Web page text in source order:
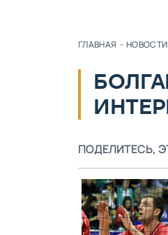
ГЛАВНАЯ - НОВОСТИ
ПОДЕЛИТЕСЬ,